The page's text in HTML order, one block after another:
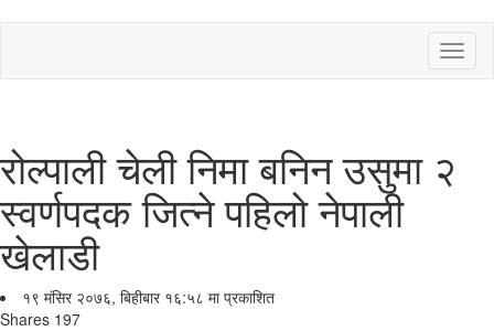
रोल्पाली चेली निमा बनिन उसुमा २
स्वर्णपदक जित्ने पहिलो नेपाली
खेलाडी
१९ मंसिर २०७६, बिहीबार १६:५८ मा प्रकाशित
Shares 197